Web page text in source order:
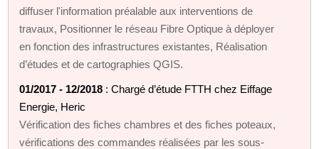
diffuser l'information préalable aux interventions de
travaux, Positionner le réseau Fibre Optique à déployer
en fonction des infrastructures existantes, Réalisation
d’études et de cartographies QGIS.
01/2017 - 12/2018 : Chargé d’étude FTTH chez Eiffage
Energie, Heric
Vérification des fiches chambres et des fiches poteaux,
vérifications des commandes réalisées par les sous-